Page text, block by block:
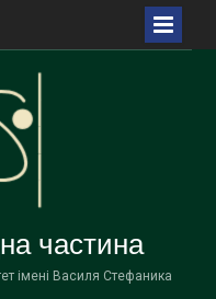
частина
імені Василя Стефаника